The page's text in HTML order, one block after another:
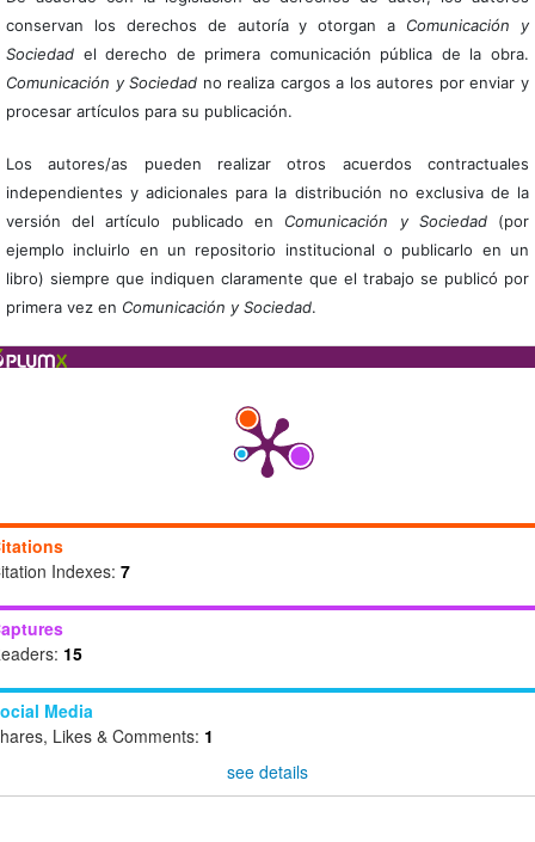
conservan los derechos de autoría y otorgan a Comunicación y
Sociedadel derecho de primera comunicación pública de la obra.
Comunicación y Sociedad no realiza cargos a los autores por enviar y
procesar artículos para su publicación.
Los autores/as pueden realizar otros acuerdos contractuales
independientes y adicionales para la distribución no exclusiva de la
versión del artículo publicado en Comunicación y Sociedad(por
ejemplo incluirlo en un repositorio institucional o publicarlo en un
libro) siempre que indiquen claramente que el trabajo se publicó por
primera vez en Comunicación y Sociedad.
Indexes: 7
15
Media
Likes & Comments: 1
see details